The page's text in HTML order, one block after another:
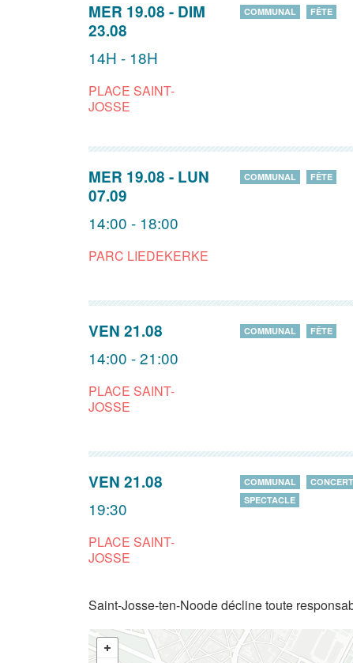
MER 19.08 - DIM
23.08
14H - 18H
PLACE SAINT-
JOSSE
COMMUNAL FÊTE
MER 19.08 - LUN
07.09
14:00 - 18:00
PARC LIEDEKERKE
COMMUNAL FÊTE
VEN 21.08
14:00 - 21:00
PLACE SAINT-
JOSSE
COMMUNAL FÊTE
VEN 21.08
19:30
PLACE SAINT-
JOSSE
COMMUNAL
CONCERT
SPECTACLE
Saint-Josse-ten-Noode décline toute